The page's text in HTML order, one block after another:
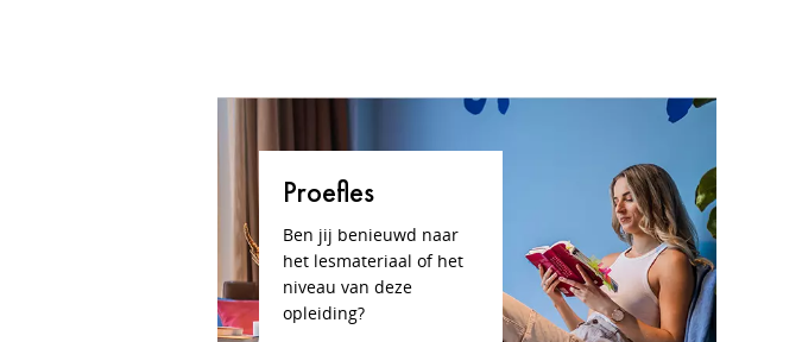
Proefles
Ben jij benieuwd naar
het lesmateriaal of het
niveau van deze
opleiding?